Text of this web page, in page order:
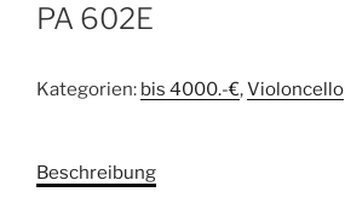
PA 602E
Kategorien: bis 4000.-€,Violoncello
Beschreibung